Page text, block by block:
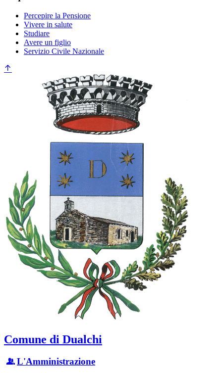
Percepire la Pensione
Vivere in salute
Studiare
Avere un figlio
Servizio Civile Nazionale
Comune di Dualchi
L'Amministrazione